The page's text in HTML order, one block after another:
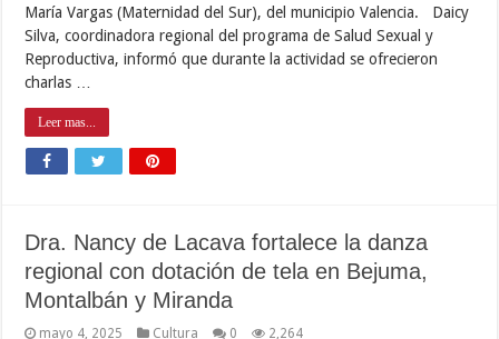
María Vargas (Maternidad del Sur), del municipio Valencia. Daicy
Silva, coordinadora regional del programa de Salud Sexual y
Reproductiva, informó que durante la actividad se ofrecieron
charlas …
Leer mas...
Dra. Nancy de Lacava fortalece la danza
regional con dotación de tela en Bejuma,
Montalbán y Miranda
mayo 4, 2025 Cultura 0 2,264